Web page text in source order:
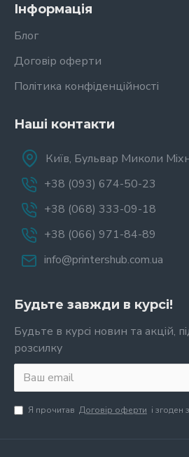
Інформація
Блог
Договір оферти
Політика конфіденційності
Наші контакти
Київ, Бульвар Миколи
+38 (093) 674-50-23
+38 (068) 333-09-18
+38 (066) 971-84-89
info@printershub.com.ua
Будьте завжди в курсі!
Будьте в курсі новин та акцій,
розсилку
Я прочитав Договір оферти і згоден